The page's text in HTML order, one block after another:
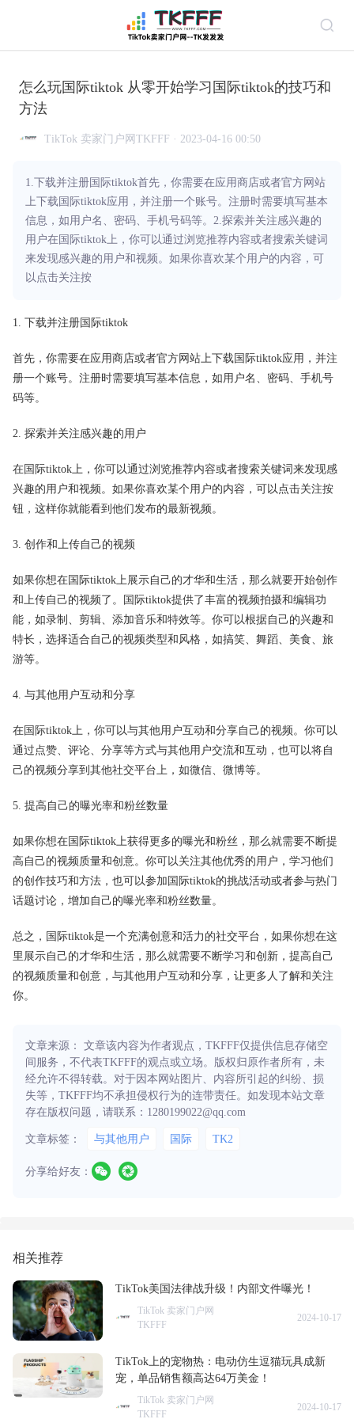
怎么玩国际tiktok 从零开始学习国际tiktok的技巧和
方法
TikTok 卖家门户网TKFFF · 2023-04-16 00:50
1.下载并注册国际tiktok首先，你需要在应用商店或者官方网站
上下载国际tiktok应用，并注册一个账号。注册时需要填写基本
信息，如用户名、密码、手机号码等。2.探索并关注感兴趣的
用户在国际tiktok上，你可以通过浏览推荐内容或者搜索关键词
来发现感兴趣的用户和视频。如果你喜欢某个用户的内容，可
以点击关注按
1. 下载并注册国际tiktok
首先，你需要在应用商店或者官方网站上下载国际tiktok应用，并注
册一个账号。注册时需要填写基本信息，如用户名、密码、手机号
码等。
2. 探索并关注感兴趣的用户
在国际tiktok上，你可以通过浏览推荐内容或者搜索关键词来发现感
兴趣的用户和视频。如果你喜欢某个用户的内容，可以点击关注按
钮，这样你就能看到他们发布的最新视频。
3. 创作和上传自己的视频
如果你想在国际tiktok上展示自己的才华和生活，那么就要开始创作
和上传自己的视频了。国际tiktok提供了丰富的视频拍摄和编辑功
能，如录制、剪辑、添加音乐和特效等。你可以根据自己的兴趣和
特长，选择适合自己的视频类型和风格，如搞笑、舞蹈、美食、旅
游等。
4. 与其他用户互动和分享
在国际tiktok上，你可以与其他用户互动和分享自己的视频。你可以
通过点赞、评论、分享等方式与其他用户交流和互动，也可以将自
己的视频分享到其他社交平台上，如微信、微博等。
5. 提高自己的曝光率和粉丝数量
如果你想在国际tiktok上获得更多的曝光和粉丝，那么就需要不断提
高自己的视频质量和创意。你可以关注其他优秀的用户，学习他们
的创作技巧和方法，也可以参加国际tiktok的挑战活动或者参与热门
话题讨论，增加自己的曝光率和粉丝数量。
总之，国际tiktok是一个充满创意和活力的社交平台，如果你想在这
里展示自己的才华和生活，那么就需要不断学习和创新，提高自己
的视频质量和创意，与其他用户互动和分享，让更多人了解和关注
你。
文章来源： 文章该内容为作者观点，TKFFF仅提供信息存储空
间服务，不代表TKFFF的观点或立场。版权归原作者所有，未
经允许不得转载。对于因本网站图片、内容所引起的纠纷、损
失等，TKFFF均不承担侵权行为的连带责任。如发现本站文章
存在版权问题，请联系：1280199022@qq.com
文章标签： 与其他用户 国际 TK2
分享给好友：
相关推荐
TikTok美国法律战升级！内部文件曝光！
TikTok 卖家门户网
TKFFF
2024-10-17
TikTok上的宠物热：电动仿生逗猫玩具成新
宠，单品销售额高达64万美金！
TikTok 卖家门户网
TKFFF
2024-10-17